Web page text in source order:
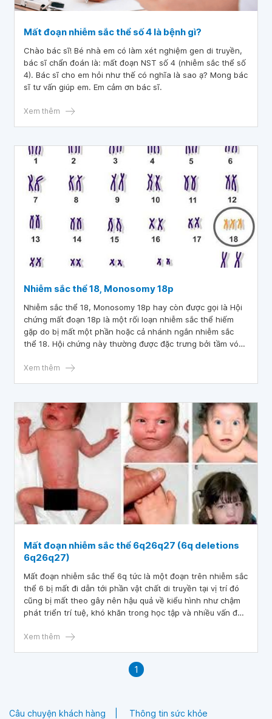
Mất đoạn nhiễm sắc thể số 4 là bệnh gì?
Chào bác sĩ! Bé nhà em có làm xét nghiệm gen di truyền,
bác sĩ chẩn đoán là: mất đoạn NST số 4 (nhiễm sắc thể số
4). Bác sĩ cho em hỏi như thế có nghĩa là sao ạ? Mong bác
sĩ tư vấn giúp em. Em cảm ơn bác sĩ.
Xem thêm
Nhiễm sắc thể 18, Monosomy 18p
Nhiễm sắc thể 18, Monosomy 18p hay còn được gọi là Hội
chứng mất đoạn 18p là một rối loạn nhiễm sắc thể hiếm
gặp do bị mất một phần hoặc cả nhánh ngắn nhiễm sắc
thể 18. Hội chứng này thường được đặc trưng bởi tầm vóc
sọ, vùng mặt và các bất thường về thể chất khác.
Xem thêm
Mất đoạn nhiễm sắc thể 6q26q27 (6q deletions
6q26q27)
Mất đoạn nhiễm sắc thể 6q tức là một đoạn trên nhiễm sắc
thể 6 bị mất đi dẫn tới phần vật chất di truyền tại vị trí đó
cũng bị mất theo gây nên hậu quả về kiểu hình như chậm
phát triển trí tuệ, khó khăn trong học tập và nhiều vấn đề
thường này phụ thuộc vào phần nhiễm sắc thể bị mất đi
Xem thêm
1
Câu chuyện khách hàng Thông tin sức khỏe